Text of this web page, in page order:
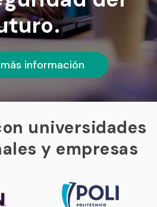
.
información
universidades
y empresas